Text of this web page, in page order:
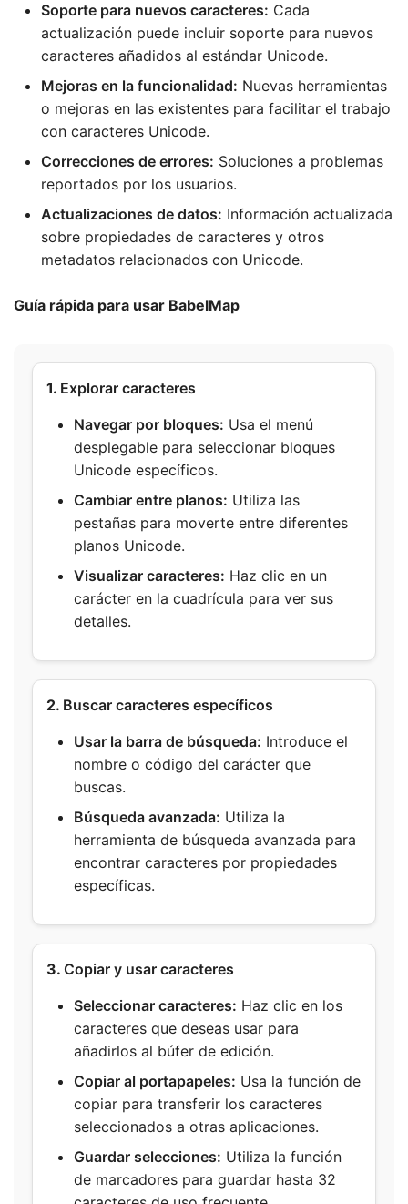
Soporte para nuevos caracteres: Cada
actualización puede incluir soporte para nuevos
caracteres añadidos al estándar Unicode.
Mejoras en la funcionalidad: Nuevas herramientas
o mejoras en las existentes para facilitar el trabajo
con caracteres Unicode.
Correcciones de errores: Soluciones a problemas
reportados por los usuarios.
Actualizaciones de datos: Información actualizada
sobre propiedades de caracteres y otros
metadatos relacionados con Unicode.
Guía rápida para usar BabelMap
1. Explorar caracteres
Navegar por bloques: Usa el menú
desplegable para seleccionar bloques
Unicode específicos.
Cambiar entre planos: Utiliza las
pestañas para moverte entre diferentes
planos Unicode.
Visualizar caracteres: Haz clic en un
carácter en la cuadrícula para ver sus
detalles.
2. Buscar caracteres específicos
Usar la barra de búsqueda: Introduce el
nombre o código del carácter que
buscas.
Búsqueda avanzada: Utiliza la
herramienta de búsqueda avanzada para
encontrar caracteres por propiedades
específicas.
3. Copiar y usar caracteres
Seleccionar caracteres: Haz clic en los
caracteres que deseas usar para
añadirlos al búfer de edición.
Copiar al portapapeles: Usa la función de
copiar para transferir los caracteres
seleccionados a otras aplicaciones.
Guardar selecciones: Utiliza la función
de marcadores para guardar hasta 32